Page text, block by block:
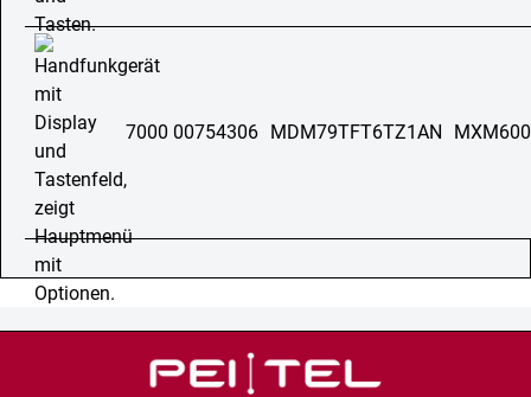
7000 00754306 MDM79TFT6TZ1AN MXM600